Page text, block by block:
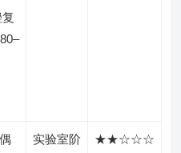
实验室阶
★★☆☆☆